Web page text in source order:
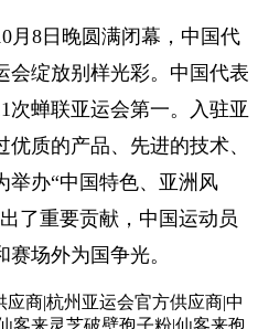
月8日晚圆满闭幕，中国代
会绽放别样光彩。中国代表
次蝉联亚运会第一。入驻亚
质的产品、先进的技术、
举办“中国特色、亚洲风
了重要贡献，中国运动员
场外为国争光。